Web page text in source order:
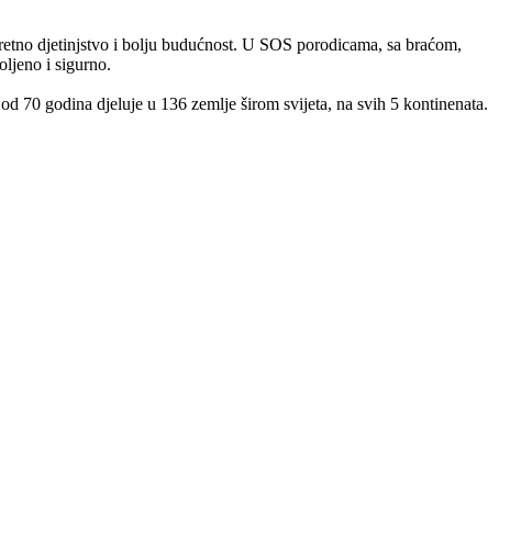
djetinjstvo i bolju budućnost. U SOS porodicama, sa braćom,
i sigurno.
70 godina djeluje u 136 zemlje širom svijeta, na svih 5 kontinenata.